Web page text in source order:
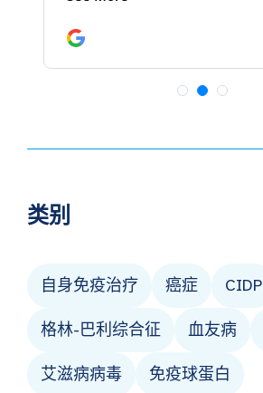
类别
自身免疫治疗 癌症 CIDP
格林-巴利综合征 血友病
艾滋病病毒 免疫球蛋白